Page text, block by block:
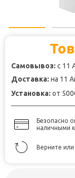
Самовывоз: с 11
Доставка: на 11
Установка: от
Безопасно
наличными
Верните